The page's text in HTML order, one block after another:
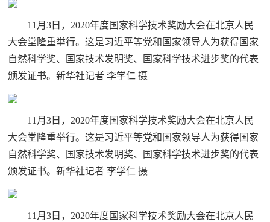
11月3日，2020年度国家科学技术奖励大会在北京人民
大会堂隆重举行。这是习近平等党和国家领导人为获得国家
自然科学奖、国家技术发明奖、国家科学技术进步奖的代表
颁发证书。新华社记者 李学仁 摄
11月3日，2020年度国家科学技术奖励大会在北京人民
大会堂隆重举行。这是习近平等党和国家领导人为获得国家
自然科学奖、国家技术发明奖、国家科学技术进步奖的代表
颁发证书。新华社记者 李学仁 摄
11月3日，2020年度国家科学技术奖励大会在北京人民